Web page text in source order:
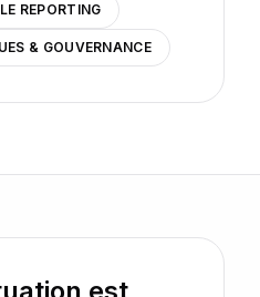
REPORTING
& GOUVERNANCE